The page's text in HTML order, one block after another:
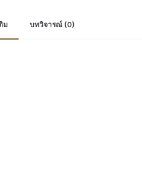
ม บทวิจารณ์ (0)